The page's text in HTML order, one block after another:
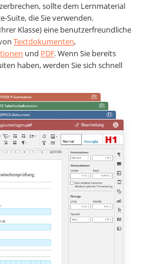
sollte dem Lernmaterial
Suite, die Sie verwenden.
Klasse) eine benutzerfreundliche
Textdokumenten,
und PDF. Wenn Sie bereits
haben, werden Sie sich schnell